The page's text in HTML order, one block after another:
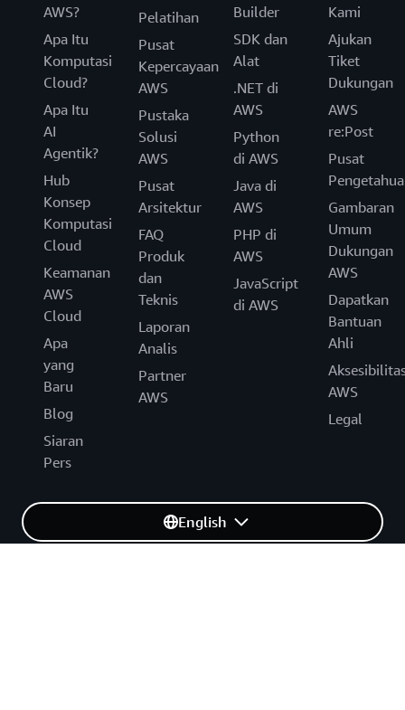
AWS?
Apa Itu
Komputasi
Cloud?
Apa Itu
AI
Agentik?
Hub
Konsep
Komputasi
Cloud
Keamanan
AWS
Cloud
Apa
yang
Baru
Blog
Siaran
Pers
Pelatihan
Pusat
Kepercayaan
AWS
Pustaka
Solusi
AWS
Pusat
Arsitektur
FAQ
Produk
dan
Teknis
Laporan
Analis
Partner
AWS
Builder
SDK dan
Alat
.NET di
AWS
Python
di AWS
Java di
AWS
PHP di
AWS
JavaScript
di AWS
Kami
Ajukan
Tiket
Dukungan
AWS
re:Post
Pusat
Gambaran
Umum
Dukungan
AWS
Dapatkan
Bantuan
Ahli
AWS
Legal
English